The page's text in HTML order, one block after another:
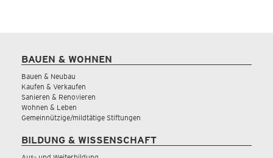
BAUEN & WOHNEN
Bauen & Neubau
Kaufen & Verkaufen
Sanieren & Renovieren
Wohnen & Leben
Gemeinnützige/mildtätige Stiftungen
BILDUNG & WISSENSCHAFT